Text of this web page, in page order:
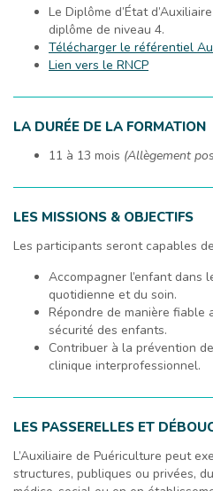
Le Diplôme d’État
diplôme de niveau 4.
Télécharger le référentiel
Lien vers le RNCP
LA DURÉE DE LA FORMATION
11 à 13 mois (Allègement
LES MISSIONS & OBJECTIFS
Les participants seront capables
Accompagner l’enfant dans
quotidienne et du soin.
Répondre de manière
sécurité des enfants.
Contribuer à la prévention
clinique interprofessionnel.
LES PASSERELLES ET
L’Auxiliaire de Puériculture peut
structures, publiques ou privées,